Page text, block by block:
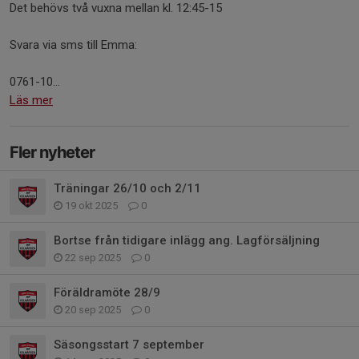
Det behövs två vuxna mellan kl. 12:45-15
Svara via sms till Emma:
0761-10...
Läs mer
Fler nyheter
Träningar 26/10 och 2/11
19 okt 2025 0
Bortse från tidigare inlägg ang. Lagförsäljning
22 sep 2025 0
Föräldramöte 28/9
20 sep 2025 0
Säsongsstart 7 september